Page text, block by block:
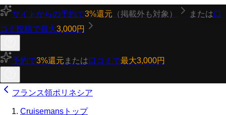
サイトからの予約で3%還元 （掲載外も対象） または口
コミ投稿で最大3,000円
予約で3%還元 または口コミで最大3,000円
フランス領ポリネシア
Cruisemansトップ